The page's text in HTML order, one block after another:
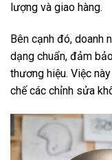
lượng và giao hàng.
Bên cạnh đó, doanh
dạng chuẩn, đảm
thương hiệu. Việc
chế các chỉnh sửa